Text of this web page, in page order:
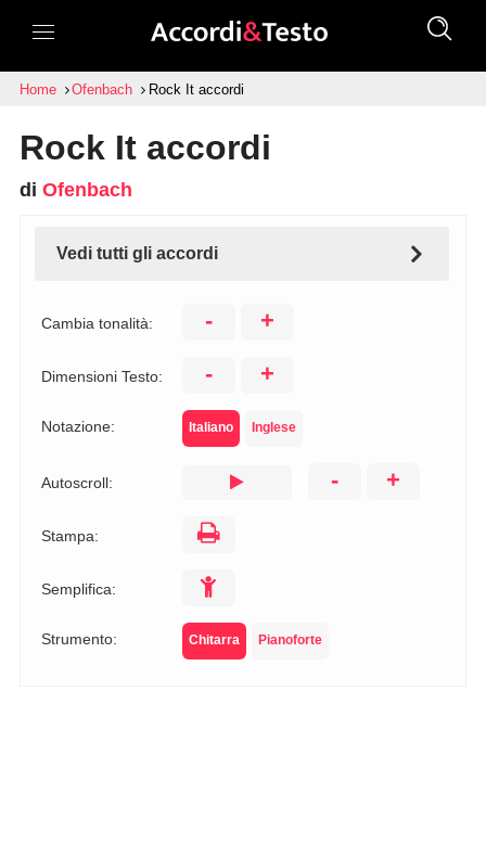
Home Ofenbach Rock It accordi
Rock It accordi
di Ofenbach
Vedi tutti gli accordi
Cambia tonalità: - +
Dimensioni Testo: - +
Notazione: Italiano Inglese
Autoscroll: - +
Stampa:
Semplifica:
Strumento: Chitarra Pianoforte